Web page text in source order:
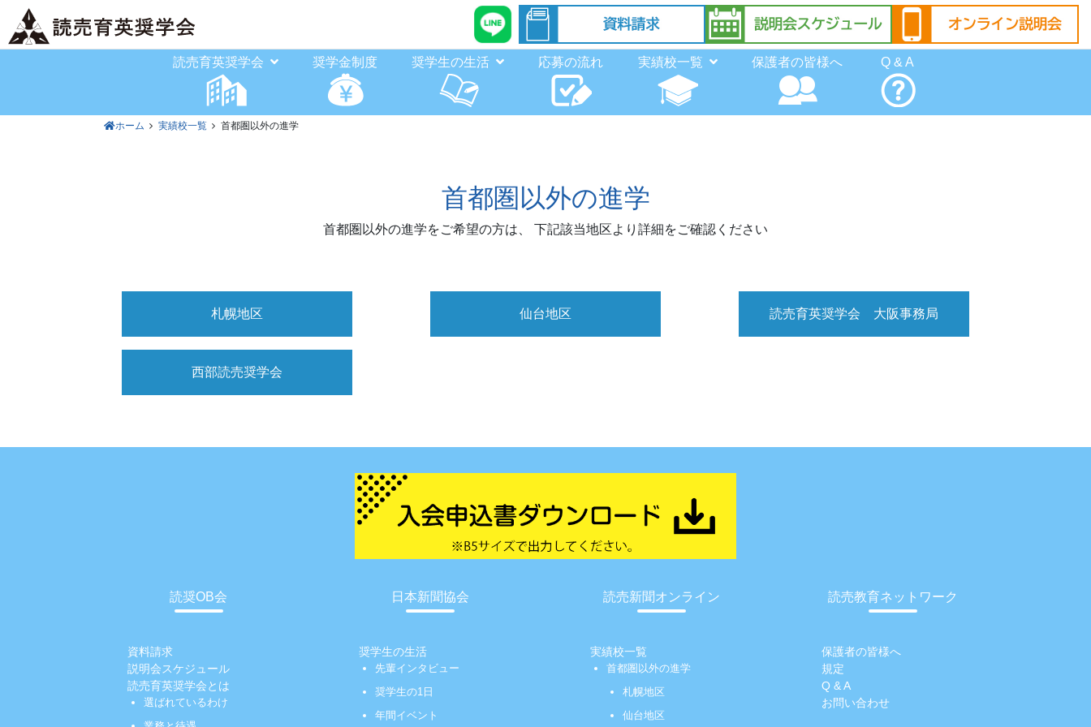
読売育英奨学会 奨学金制度 奨学生の生活 応募の流れ 実績校一覧 保護者の皆様へ Q & A
ホーム 実績校一覧 首都圏以外の進学
首都圏以外の進学
首都圏以外の進学をご希望の方は、 下記該当地区より詳細をご確認ください
札幌地区 仙台地区 読売育英奨学会 大阪事務局
西部読売奨学会
読奨OB会 日本新聞協会 読売新聞オンライン 読売教育ネットワーク
資料請求
説明会スケジュール
読売育英奨学会とは
選ばれているわけ
奨学生の生活
先輩インタビュー
奨学生の1日
年間イベント
実績校一覧
首都圏以外の進学
札幌地区
仙台地区
保護者の皆様へ
規定
Q & A
お問い合わせ